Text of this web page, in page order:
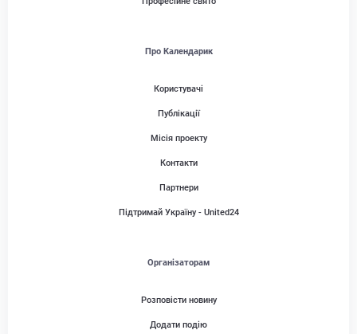
Про Календарик
Користувачі
Публікації
Місія проекту
Контакти
Партнери
Підтримай Україну - United24
Організаторам
Розповісти новину
Додати подію